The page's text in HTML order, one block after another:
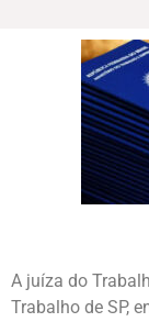
A juíza do
Trabalho de SP,